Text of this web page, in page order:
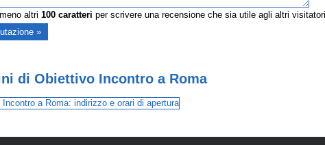
altri 100caratteri per scrivere una recensione che sia utile agli altri
di Obiettivo Incontro a Roma